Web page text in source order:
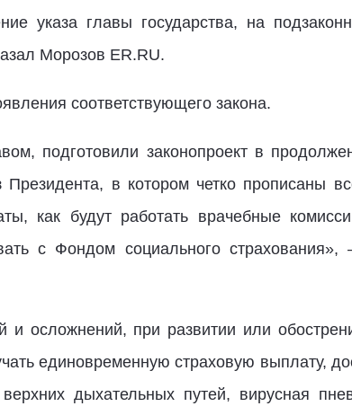
указа главы государства, на
Морозов ER.RU.
соответствующего закона.
подготовили законопроект в
в котором четко прописаны
как будут работать врачебные
с Фондом социального страхования»,
и осложнений, при развитии или
единовременную страховую выплату,
дыхательных путей, вирусная